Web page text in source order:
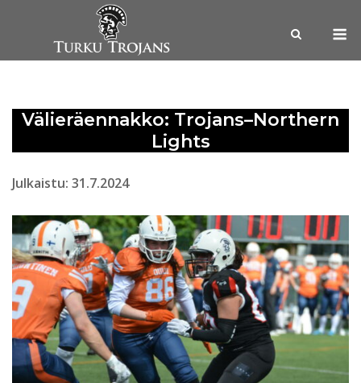
Välieräennakko: Trojans–Northern
Lights
Julkaistu: 31.7.2024